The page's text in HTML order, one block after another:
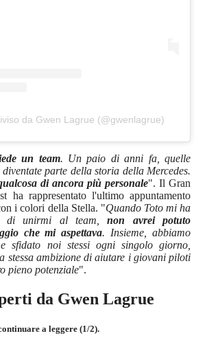
da Gwen Lagrue (@gwenlagrue)
un team. Un paio di anni fa, quelle
parte della storia della Mercedes.
di ancora più personale". Il Gran
ha rappresentato l'ultimo appuntamento
i colori della Stella. "Quando Toto mi ha
di unirmi al team,non avrei potuto
che mi aspettava. Insieme, abbiamo
sfidato noi stessi ogni singolo giorno,
stessa ambizione di aiutare i giovani piloti
pieno potenziale".
da Gwen Lagrue
a leggere (1/2).